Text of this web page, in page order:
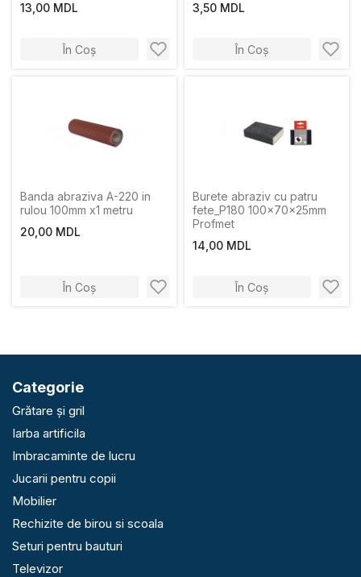
13,00 MDL
În Coș
3,50 MDL
În Coș
Banda abraziva A-220 in
rulou 100mm х1 metru
20,00 MDL
În Coș
Burete abraziv cu patru
fete_P180 100x70x25mm
Profmet
14,00 MDL
În Coș
Categorie
Grătare și gril
Iarba artificila
Imbracaminte de lucru
Jucarii pentru copii
Mobilier
Rechizite de birou si scoala
Seturi pentru bauturi
Televizor